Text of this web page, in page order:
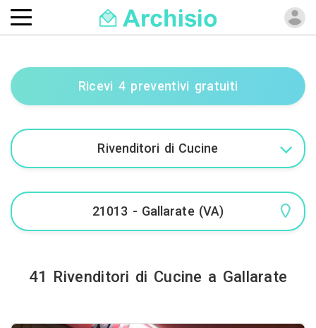
Ricevi 4 preventivi gratuiti
41 Rivenditori di Cucine a Gallarate